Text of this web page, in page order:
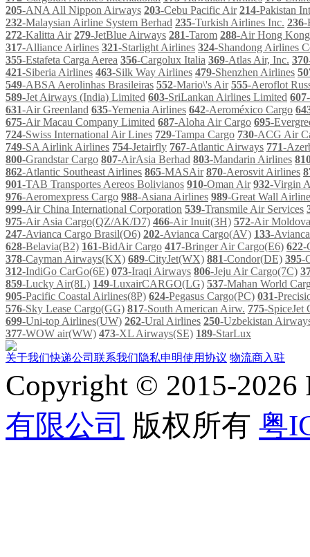
205-ANA All Nippon Airways 203-Cebu Pacific Air 214-Pakistan
232-Malaysian Airline System Berhad 235-Turkish Airlines Inc. 236-
272-Kalitta Air 279-JetBlue Airways 281-Tarom 288-Air Hong Kong
317-Alliance Airlines 321-Starlight Airlines 324-Shandong Airlines
355-Estafeta Carga Aerea 356-Cargolux Italia 369-Atlas Air, Inc. 370
421-Siberia Airlines 463-Silk Way Airlines 479-Shenzhen Airlines
549-ABSA Aerolinhas Brasileiras 552-Mario\'s Air 555-Aeroflot
589-Jet Airways (India) Limited 603-SriLankan Airlines Limited 607
631-Air Greenland 635-Yemenia Airlines 642-Aeroméxico Cargo
675-Air Macau Company Limited 687-Aloha Air Cargo 695-
724-Swiss International Air Lines 729-Tampa Cargo 730-ACG Air
749-SA Airlink Airlines 754-Jetairfly 767-Atlantic Airways 771-
800-Grandstar Cargo 807-AirAsia Berhad 803-Mandarin Airlines
862-Atlantic Southeast Airlines 865-MASAir 870-Aerosvit Airlines
901-TAB Transportes Aereos Bolivianos 910-Oman Air 932-Virgin
976-Aeromexpress Cargo 988-Asiana Airlines 989-Great Wall
999-Air China International Corporation 539-Transmile Air Services
975-Air Asia Cargo(QZ/AK/D7) 466-Air Inuit(3H) 572-Air
247-Avianca Cargo Brasil(O6) 202-Avianca Cargo(AV) 133-
628-Belavia(B2) 161-BidAir Cargo 417-Bringer Air Cargo(E6) 622-
378-Cayman Airways(KX) 689-CityJet(WX) 881-Condor(DE) 395-
312-IndiGo CarGo(6E) 073-Iraqi Airways 806-Jeju Air Cargo(7C)
859-Lucky Air(8L) 149-LuxairCARGO(LG) 537-Mahan World
905-Pacific Coastal Airlines(8P) 624-Pegasus Cargo(PC) 031-
576-Sky Lease Cargo(GG) 817-South American Airw. 775-SpiceJet
699-Uni-top Airlines(UW) 262-Ural Airlines 250-Uzbekistan
377-WOW air(WW) 473-XL Airways(SE) 189-StarLux
关于我们快递公司 联系我们隐私申明使用协议 物流商入驻
Copyright © 2015-2026
有限公司 版权所有 粤